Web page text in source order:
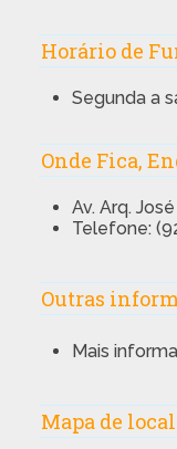
Horário de
Segunda a
Onde Fica,
Av. Arq.
Telefone:
Outras
Mais
Mapa de